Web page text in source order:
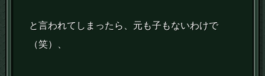
と言われてしまったら、元も子もないわけで
（笑）、